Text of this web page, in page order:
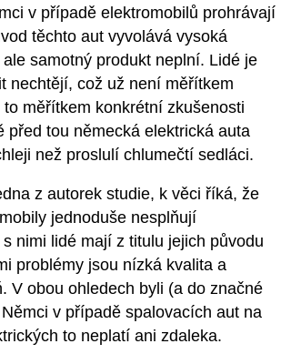
v případě elektromobilů prohrávají
těchto aut vyvolává vysoká
samotný produkt neplní. Lidé je
nechtějí, což už není měřítkem
to měřítkem konkrétní zkušenosti
před tou německá elektrická auta
než proslulí chlumečtí sedláci.
z autorek studie, k věci říká, že
jednoduše nesplňují
nimi lidé mají z titulu jejich původu
problémy jsou nízká kvalita a
V obou ohledech byli (a do značné
v případě spalovacích aut na
to neplatí ani zdaleka.